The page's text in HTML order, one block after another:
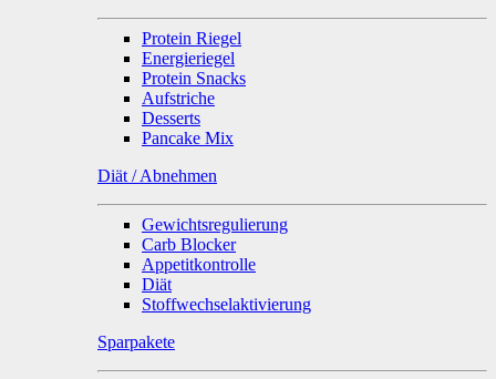
Protein Riegel
Energieriegel
Protein Snacks
Aufstriche
Desserts
Pancake Mix
Diät / Abnehmen
Gewichtsregulierung
Carb Blocker
Appetitkontrolle
Diät
Stoffwechselaktivierung
Sparpakete